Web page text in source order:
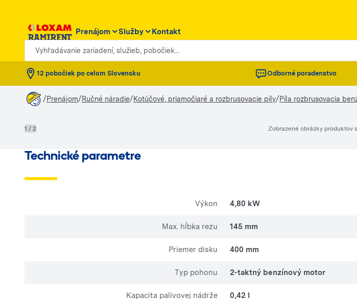
Prenájom Služby Kontakt
Vyhľadávanie zariadení, služieb, pobočiek...
12 pobočiek po celom Slovensku Odborné poradenstvo
/Prenájom/Ručné náradie/Kotúčové, priamočiaré a rozbrusovacie píly/Píla rozbrusovacia
1 / 2 Zobrazené obrázky produktov
Technické parametre
Výkon 4,80 kW
Max. hĺbka rezu 145 mm
Priemer disku 400 mm
Typ pohonu 2-taktný benzínový motor
Kapacita palivovej nádrže 0,42 l